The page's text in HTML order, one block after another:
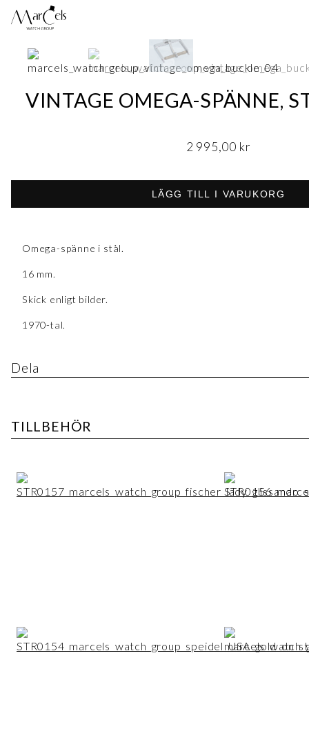
VINTAGE OMEGA-SPÄNNE,
2 995,00 kr
LÄGG TILL I VARUKORG
Omega-spänne i stål.
16 mm.
Skick enligt bilder.
1970-tal.
Dela
TILLBEHÖR